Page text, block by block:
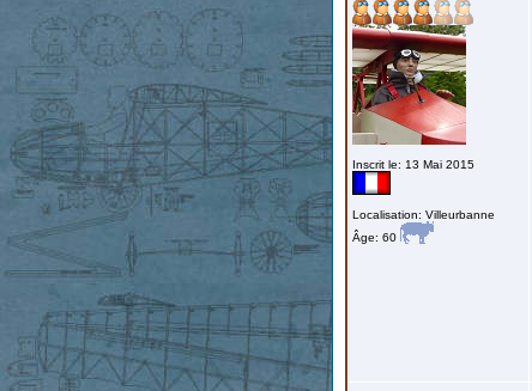
Inscrit le: 13 Mai 2015
Localisation: Villeurbanne
Âge: 60